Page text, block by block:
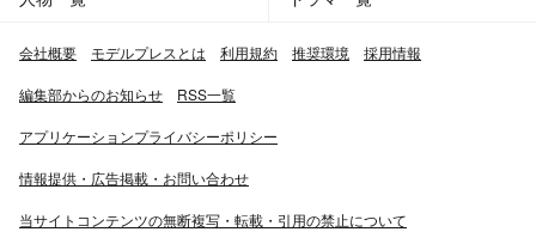
会社概要 モデルプレスとは 利用規約 推奨環境 採用情報
編集部からのお知らせ RSS一覧
アプリケーションプライバシーポリシー
情報提供・広告掲載・お問い合わせ
当サイトコンテンツの無断複写・転載・引用の禁止について